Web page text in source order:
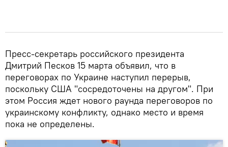
Пресс-секретарь российского президента
Дмитрий Песков 15 марта объявил, что в
переговорах по Украине наступил перерыв,
поскольку США "сосредоточены на другом". При
этом Россия ждет нового раунда переговоров по
украинскому конфликту, однако место и время
пока не определены.